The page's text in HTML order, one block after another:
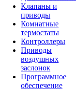
Клапаны и
приводы
Комнатные
термостаты
Контроллеры
Приводы
воздушных
заслонок
Программное
обеспечение